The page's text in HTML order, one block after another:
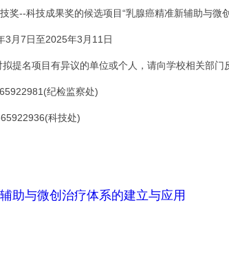
奖--科技成果奖的候选项目“乳腺癌精准新辅助与微
3 月7日至2025年3 月 11 日
提名项目有异议的单位或个人，请向学校相关部门
纪检监察处)
科技处)
助与微创治疗体系的建立与应用